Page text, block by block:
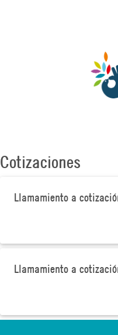
Cotizaciones
Llamamiento a
Llamamiento a